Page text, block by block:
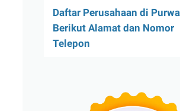
Daftar Perusahaan di
Berikut Alamat dan Nomor
Telepon